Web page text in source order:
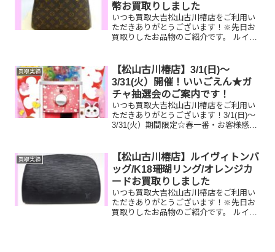
幣お買取りしました
いつも買取大吉松山古川椿店をご利用い
ただきありがとうございます！🔆先日お
買取りしたお品物のご紹介です。 ルイヴ
眠っているお品物はございませんか？ぜ
ひ買取大吉松山古...
買取実績
【松山古川椿店】3/1(日)～
3/31(火）開催！いいごえん★ガ
チャ抽選会のご案内です！
いつも買取大吉松山古川椿店をご利用い
ただきありがとうございます！3/1(日)～
3/31(火）期間限定☆春一番・お客様感謝
11,500円以上ご成約のお客様限定でご参
加いただけ...
買取実績
【松山古川椿店】ルイヴィトンバ
ッグ/K18珊瑚リング/オレンジカ
ードお買取りしました
いつも買取大吉松山古川椿店をご利用い
ただきありがとうございます！🔆先日お
買取りしたお品物のご紹介です。 ルイヴ